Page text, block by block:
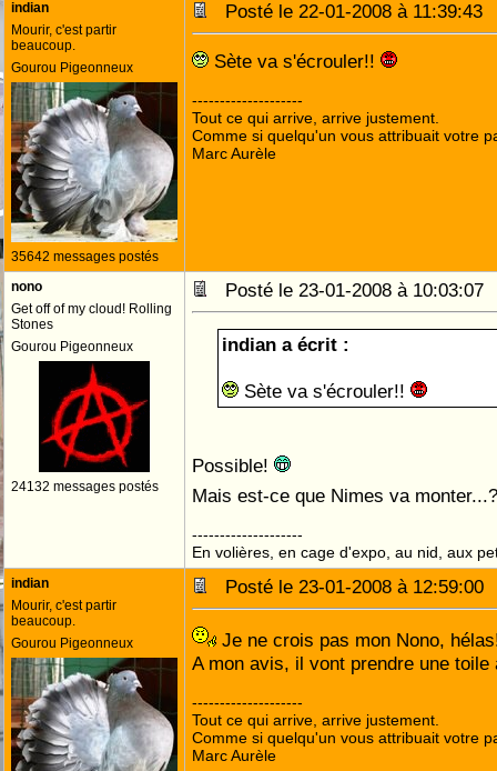
indian
Mourir, c'est partir
beaucoup.
Gourou Pigeonneux
35642 messages postés
Posté le 22-01-2008 à
Sète va s'écrouler!!
--------------------
Tout ce qui arrive, arrive justement.
Comme si quelqu'un vous attribuait votre
Marc Aurèle
nono
Get off of my cloud! Rolling
Stones
Gourou Pigeonneux
24132 messages postés
Posté le 23-01-2008 à
indian a écrit :
Sète va s'écrouler!!
Possible!
Mais est-ce que Nimes va
--------------------
En volières, en cage d'expo, au nid, aux
indian
Mourir, c'est partir
beaucoup.
Gourou Pigeonneux
Posté le 23-01-2008 à
Je ne crois pas mon Nono,
A mon avis, il vont prendre une
--------------------
Tout ce qui arrive, arrive justement.
Comme si quelqu'un vous attribuait votre
Marc Aurèle